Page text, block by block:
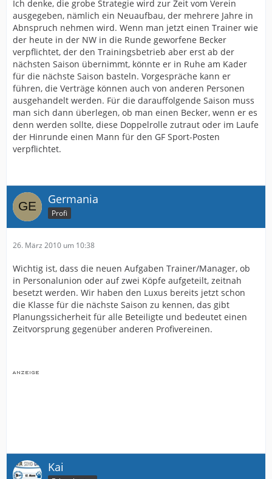
Ich denke, die grobe Strategie wird zur Zeit vom Verein
ausgegeben, nämlich ein Neuaufbau, der mehrere Jahre in
Abnspruch nehmen wird. Wenn man jetzt einen Trainer wie
der heute in der NW in die Runde geworfene Becker
verpflichtet, der den Trainingsbetrieb aber erst ab der
nächsten Saison übernimmt, könnte er in Ruhe am Kader
für die nächste Saison basteln. Vorgespräche kann er
führen, die Verträge können auch von anderen Personen
ausgehandelt werden. Für die darauffolgende Saison muss
man sich dann überlegen, ob man einen Becker, wenn er es
denn werden sollte, diese Doppelrolle zutraut oder im Laufe
der Hinrunde einen Mann für den GF Sport-Posten
verpflichtet.
Germania
Profi
26. März 2010 um 10:38
Wichtig ist, dass die neuen Aufgaben Trainer/Manager, ob
in Personalunion oder auf zwei Köpfe aufgeteilt, zeitnah
besetzt werden. Wir haben den Luxus bereits jetzt schon
die Klasse für die nächste Saison zu kennen, das gibt
Planungssicherheit für alle Beteiligte und bedeutet einen
Zeitvorsprung gegenüber anderen Profivereinen.
Kai